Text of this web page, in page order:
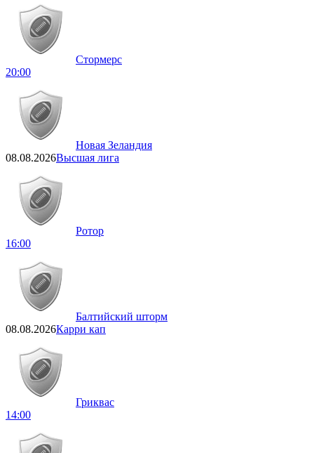
Стормерс
20:00
Новая Зеландия
08.08.2026Высшая лига
Ротор
16:00
Балтийский шторм
08.08.2026Карри кап
Гриквас
14:00